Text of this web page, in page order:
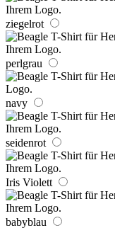
ziegelrot
perlgrau
navy
seidenrot
Iris Violett
babyblau